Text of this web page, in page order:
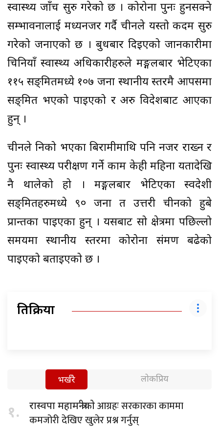
स्वास्थ्य जाँच सुरु गरेको छ । कोरोना पुनः हुनसक्ने
सम्भावनालाई मध्यनजर गर्दै चीनले यस्तो कदम सुरु
गरेको जनाएको छ । बुधबार दिइएको जानकारीमा
चिनियाँ स्वास्थ्य अधिकारीहरुले मङ्गलबार भेटिएका
११५ सङ्क्रमितमध्ये १०७ जना स्थानीय स्तरमै आपसमा
सङ्क्रमित भएको पाइएको र अरु विदेशबाट आएका
हुन् ।
चीनले निको भएका बिरामीमाथि पनि नजर राख्न र
पुनः स्वास्थ्य परीक्षण गर्ने काम केही महिना यतादेखि
नै थालेको हो । मङ्गलबार भेटिएका स्वदेशी
सङ्क्रमितहरुमध्ये ९० जना त उत्तरी चीनको हुबे
प्रान्तका पाइएका हुन् । यसबाट सो क्षेत्रमा पछिल्लो
समयमा स्थानीय स्तरमा कोरोना संक्रमण बढेको
पाइएको बताइएको छ ।
प्रतिक्रिया
भर्खरै लोकप्रिय
१. रास्वपा महामन्त्रीकोआग्रहः सरकारका काममा
कमजोरी देखिए खुलेर प्रश्न गर्नुस्